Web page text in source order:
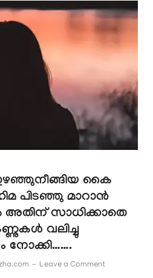
കൈ
പിടഞ്ഞു മാറാൻ
അതിന് സാധിക്കാതെ
വലിച്ചു
നോക്കി…….
- Leave a Comment